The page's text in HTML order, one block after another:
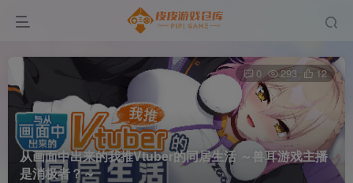
从画面中出来的我推Vtuber的同居生活 ～兽耳游戏主播
是消极者？～
0 293 12